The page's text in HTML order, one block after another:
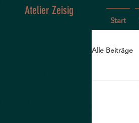
Atelier Zeisig
Start
Alle Beiträge